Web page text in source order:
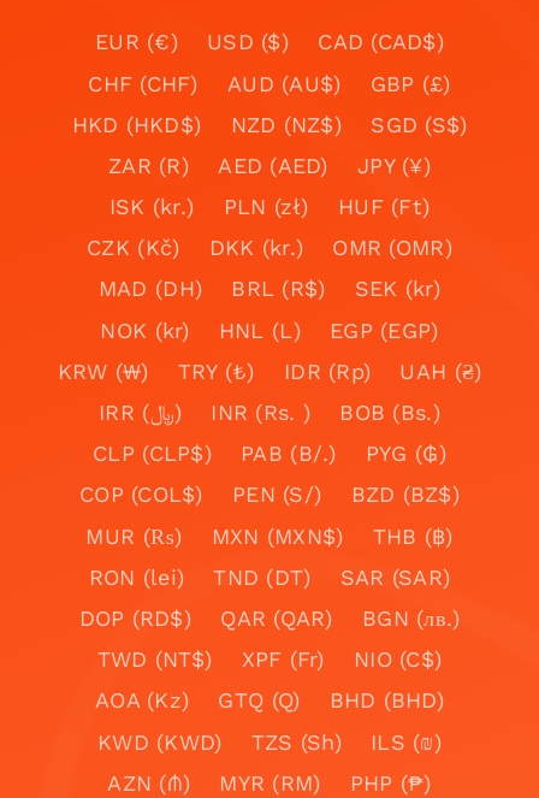
EUR (€) USD ($)
CAD (CAD$)
CHF (CHF)
AUD (AU$)
GBP (£)
HKD (HKD$)
NZD (NZ$)
SGD (S$)
ZAR (R)
AED (AED)
JPY (¥)
ISK (kr.)
PLN (zł)
HUF (Ft)
CZK (Kč)
DKK (kr.)
OMR (OMR)
MAD (DH)
BRL (R$)
SEK (kr)
NOK (kr)
HNL (L)
EGP (EGP)
KRW (₩)
TRY (₺) IDR (Rp)
UAH (₴)
IRR (﷼)
INR (Rs. )
BOB (Bs.)
CLP (CLP$)
PAB (B/.)
PYG (₲)
COP (COL$)
PEN (S/)
BZD (BZ$)
MUR (₨)
MXN (MXN$)
THB (฿)
RON (lei)
TND (DT)
SAR (SAR)
DOP (RD$)
QAR (QAR)
BGN (лв.)
TWD (NT$)
XPF (Fr)
NIO (C$)
AOA (Kz)
GTQ (Q)
BHD (BHD)
KWD (KWD)
TZS (Sh)
ILS (₪)
AZN (₼)
MYR (RM)
PHP (₱)